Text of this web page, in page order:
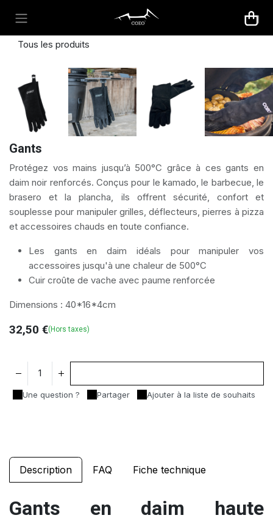
Tous les produits
Gants
Protégez vos mains jusqu’à 500°C grâce à ces gants en
daim noir renforcés. Conçus pour le kamado, le barbecue, le
brasero et la plancha, ils offrent sécurité, confort et
souplesse pour manipuler grilles, déflecteurs, pierres à pizza
et accessoires chauds en toute confiance.
Les gants en daim idéals pour manipuler vos
accessoires jusqu'à une chaleur de 500°C
Cuir croûte de vache avec paume renforcée
Dimensions : 40*16*4cm
32,50 €(Hors taxes)
Une question ? Partager Ajouter à la liste de souhaits
Description FAQ Fiche technique
Gants en daim haute